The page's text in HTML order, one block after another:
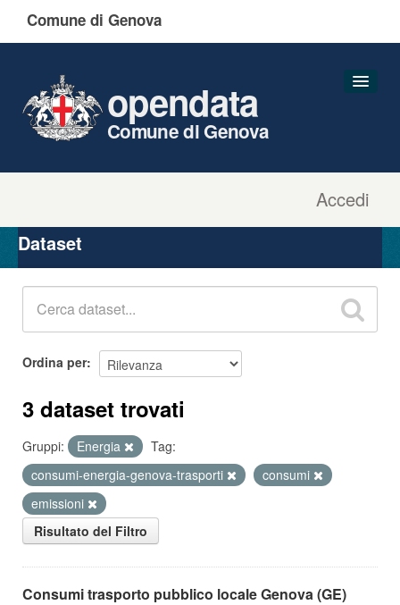
Comune di Genova
Accedi
opendata
Comune di Genova
Organizzazioni
Gruppi
Dataset
Ordina per
3 dataset trovati
Gruppi: Energia
Tag:
consumi-energia-genova-trasporti
consumi
emissioni
Risultato del Filtro
Consumi trasporto pubblico locale Genova (GE)